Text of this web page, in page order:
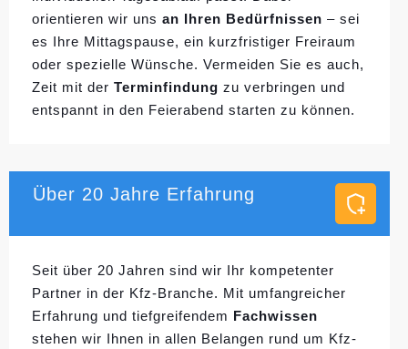
orientieren wir uns an Ihren Bedürfnissen – sei
es Ihre Mittagspause, ein kurzfristiger Freiraum
oder spezielle Wünsche. Vermeiden Sie es auch,
Zeit mit der Terminfindung zu verbringen und
entspannt in den Feierabend starten zu können.
Über 20 Jahre Erfahrung
Seit über 20 Jahren sind wir Ihr kompetenter
Partner in der Kfz-Branche. Mit umfangreicher
Erfahrung und tiefgreifendem Fachwissen
stehen wir Ihnen in allen Belangen rund um Kfz-